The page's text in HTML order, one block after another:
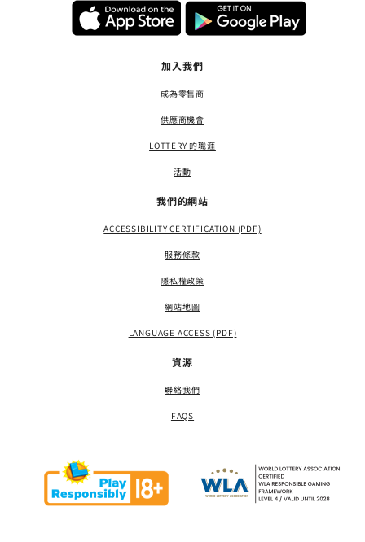
加入我們
成為零售商
供應商機會
LOTTERY 的職涯
活動
我們的網站
ACCESSIBILITY CERTIFICATION (PDF)
服務條款
隱私權政策
網站地圖
LANGUAGE ACCESS (PDF)
資源
聯絡我們
FAQS